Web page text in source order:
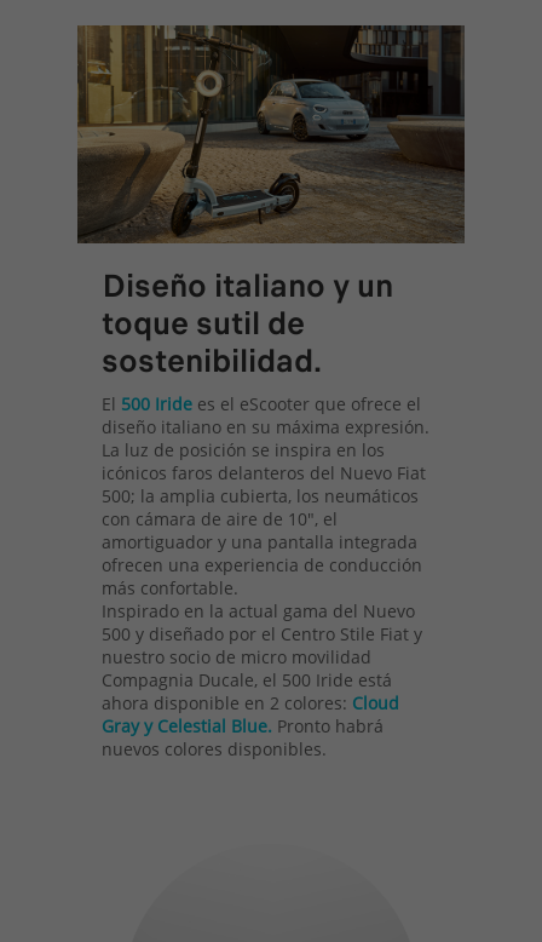
Diseño italiano y un
toque sutil de
sostenibilidad.
El 500 Iride es el eScooter que ofrece el
diseño italiano en su máxima expresión.
La luz de posición se inspira en los
icónicos faros delanteros del Nuevo Fiat
500; la amplia cubierta, los neumáticos
con cámara de aire de 10", el
amortiguador y una pantalla integrada
ofrecen una experiencia de conducción
más confortable.
Inspirado en la actual gama del Nuevo
500 y diseñado por el Centro Stile Fiat y
nuestro socio de micro movilidad
Compagnia Ducale, el 500 Iride está
ahora disponible en 2 colores: Cloud
Gray y Celestial Blue. Pronto habrá
nuevos colores disponibles.